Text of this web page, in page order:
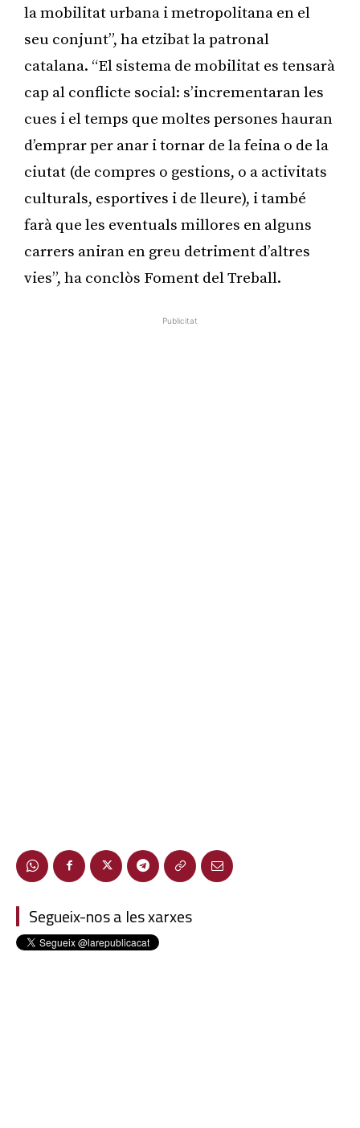
la mobilitat urbana i metropolitana en el
seu conjunt”, ha etzibat la patronal
catalana. “El sistema de mobilitat es tensarà
cap al conflicte social: s’incrementaran les
cues i el temps que moltes persones hauran
d’emprar per anar i tornar de la feina o de la
ciutat (de compres o gestions, o a activitats
culturals, esportives i de lleure), i també
farà que les eventuals millores en alguns
carrers aniran en greu detriment d’altres
vies”, ha conclòs Foment del Treball.
Publicitat
Segueix-nos a les xarxes